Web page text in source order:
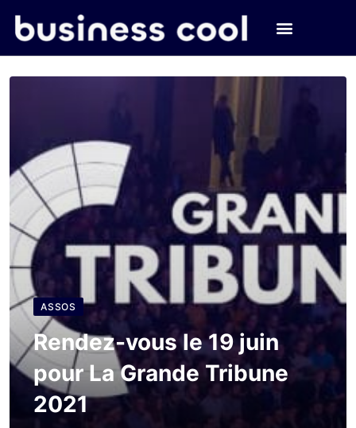
ASSOS
Rendez-vous le 19 juin
pour La Grande Tribune
2021